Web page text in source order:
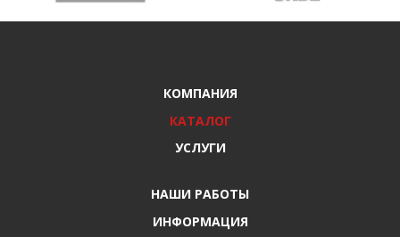
КОМПАНИЯ
КАТАЛОГ
УСЛУГИ
НАШИ РАБОТЫ
ИНФОРМАЦИЯ